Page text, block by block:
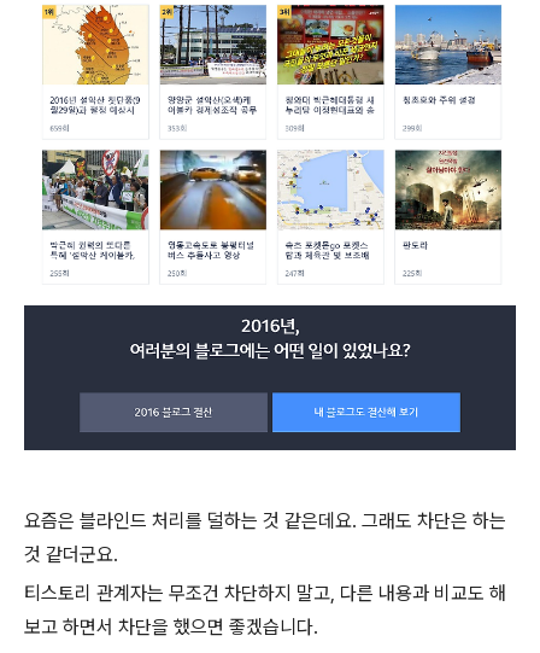
요즘은 블라인드 처리를 덜하는 것 같은데요. 그래도 차단은 하는
것 같더군요.
티스토리 관계자는 무조건 차단하지 말고, 다른 내용과 비교도 해
보고 하면서 차단을 했으면 좋겠습니다.